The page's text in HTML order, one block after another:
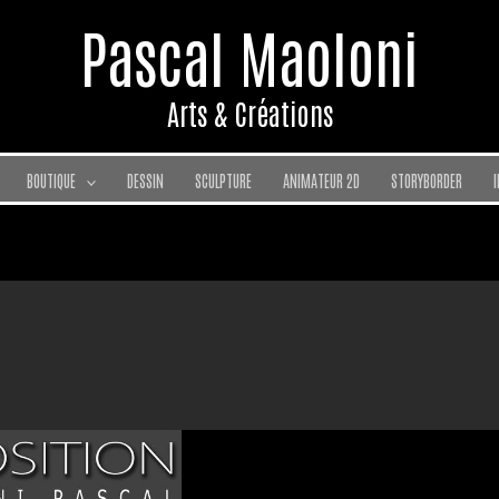
Pascal Maoloni
Arts & Créations
BOUTIQUE DESSIN SCULPTURE ANIMATEUR 2D STORYBORDER